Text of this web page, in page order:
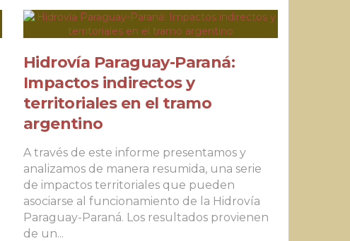
Hidrovía Paraguay-Paraná:
Impactos indirectos y
territoriales en el tramo
argentino
A través de este informe presentamos y
analizamos de manera resumida, una serie
de impactos territoriales que pueden
asociarse al funcionamiento de la Hidrovía
Paraguay-Paraná. Los resultados provienen
de un...